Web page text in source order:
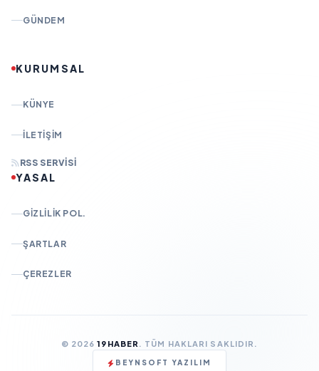
GÜNDEM
KURUMSAL
KÜNYE
İLETIŞIM
RSS SERVISI
YASAL
GIZLILIK POL.
ŞARTLAR
ÇEREZLER
© 202619HABER . TÜM HAKLARI SAKLIDIR.
BEYNSOFT YAZILIM